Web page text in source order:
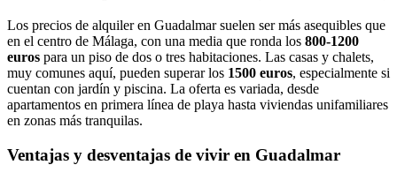
Los precios de alquiler en Guadalmar suelen ser más asequibles que
en el centro de Málaga, con una media que ronda los 800-1200
euros para un piso de dos o tres habitaciones. Las casas y chalets,
muy comunes aquí, pueden superar los 1500 euros, especialmente si
cuentan con jardín y piscina. La oferta es variada, desde
apartamentos en primera línea de playa hasta viviendas unifamiliares
en zonas más tranquilas.
Ventajas y desventajas de vivir en Guadalmar